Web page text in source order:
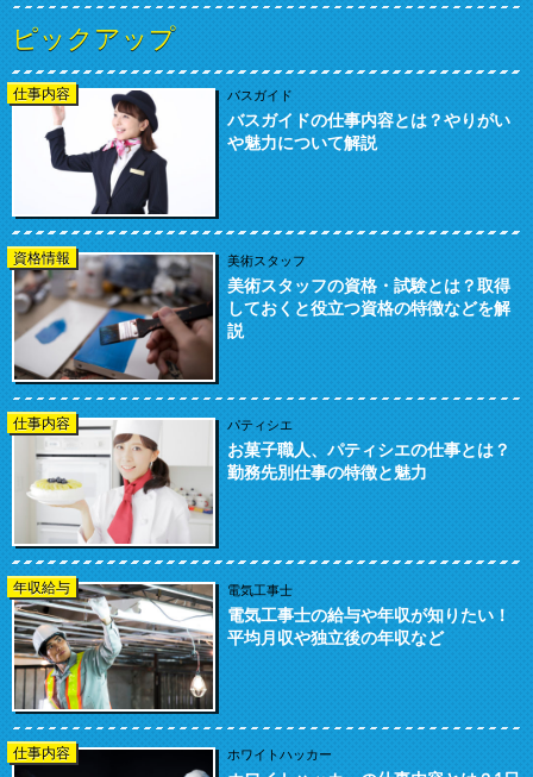
ピックアップ
仕事内容 バスガイド
バスガイドの仕事内容とは？やりがい
や魅力について解説
資格情報 美術スタッフ
美術スタッフの資格・試験とは？取得
しておくと役立つ資格の特徴などを解
説
仕事内容 パティシエ
お菓子職人、パティシエの仕事とは？
勤務先別仕事の特徴と魅力
年収給与 電気工事士
電気工事士の給与や年収が知りたい！
平均月収や独立後の年収など
仕事内容 ホワイトハッカー